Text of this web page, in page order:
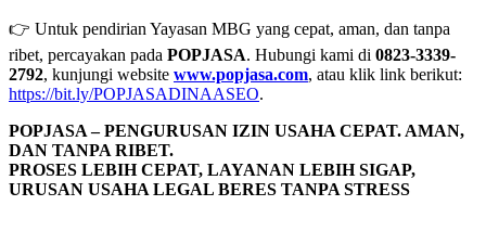
👉 Untuk pendirian Yayasan MBG yang cepat, aman, dan tanpa
ribet, percayakan pada POPJASA. Hubungi kami di 0823-3339-
2792, kunjungi website www.popjasa.com, atau klik link berikut:
https://bit.ly/POPJASADINAASEO.
POPJASA – PENGURUSAN IZIN USAHA CEPAT. AMAN,
DAN TANPA RIBET.
PROSES LEBIH CEPAT, LAYANAN LEBIH SIGAP,
URUSAN USAHA LEGAL BERES TANPA STRESS